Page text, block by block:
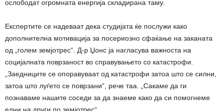
ослободат огромната енергија складирана таму.
Експертите се надеваат дека студијата ќе послужи како
дополнителна мотивација за посериозно сфаќање на заканата
од „голем земјотрес“. Д-р Џонс ја нагласува важноста на
социјалната поврзаност во справувањето со катастрофи.
„Заедниците се опоравуваат од катастрофи затоа што се силни,
затоа што луѓето се поврзани“, рече таа. „Сакаме да ги
познаваме нашите соседи за да знаеме како да си помогнеме